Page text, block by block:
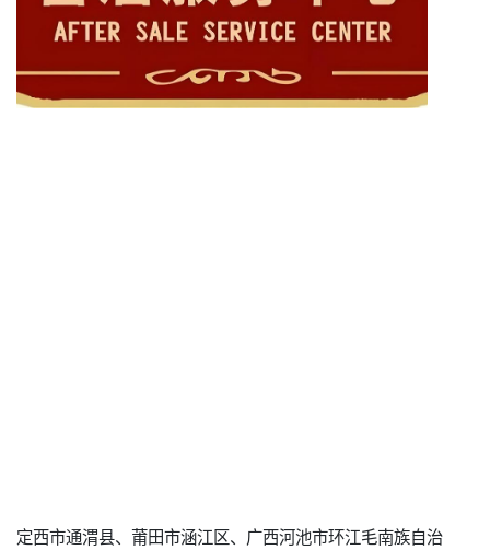
定西市通渭县、莆田市涵江区、广西河池市环江毛南族自治